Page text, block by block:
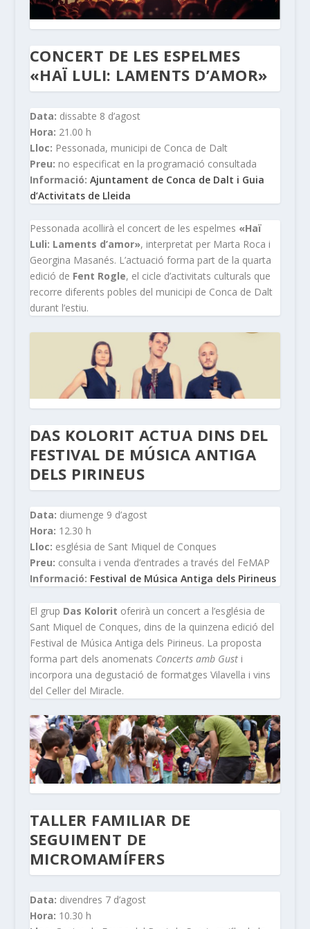
CONCERT DE LES ESPELMES
«HAÏ LULI: LAMENTS D’AMOR»
Data: dissabte 8 d’agost
Hora: 21.00 h
Lloc: Pessonada, municipi de Conca de Dalt
Preu: no especificat en la programació consultada
Informació: Ajuntament de Conca de Dalt i Guia
d’Activitats de Lleida
Pessonada acollirà el concert de les espelmes «Haï
Luli: Laments d’amor», interpretat per Marta Roca i
Georgina Masanés. L’actuació forma part de la quarta
edició de Fent Rogle, el cicle d’activitats culturals que
recorre diferents pobles del municipi de Conca de Dalt
durant l’estiu.
DAS KOLORIT ACTUA DINS DEL
FESTIVAL DE MÚSICA ANTIGA
DELS PIRINEUS
Data: diumenge 9 d’agost
Hora: 12.30 h
Lloc: església de Sant Miquel de Conques
Preu: consulta i venda d’entrades a través del FeMAP
Informació: Festival de Música Antiga dels Pirineus
El grup Das Kolorit oferirà un concert a l’església de
Sant Miquel de Conques, dins de la quinzena edició del
Festival de Música Antiga dels Pirineus. La proposta
forma part dels anomenats Concerts amb Gusti
incorpora una degustació de formatges Vilavella i vins
del Celler del Miracle.
TALLER FAMILIAR DE
SEGUIMENT DE
MICROMAMÍFERS
Data: divendres 7 d’agost
Hora: 10.30 h